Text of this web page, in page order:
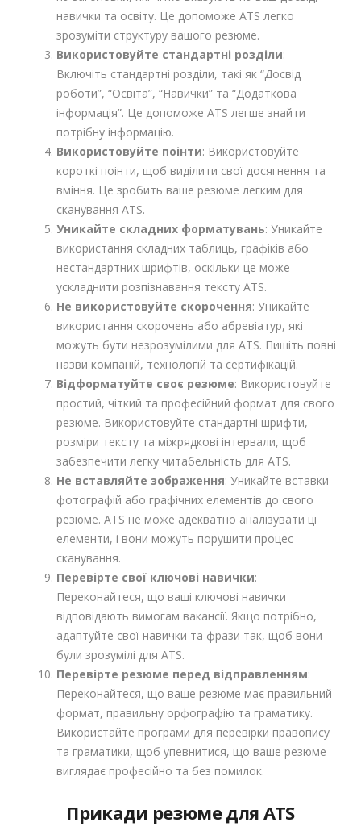
навички та освіту. Це допоможе ATS легко
зрозуміти структуру вашого резюме.
Використовуйте стандартні розділи:
Включіть стандартні розділи, такі як “Досвід
роботи”, “Освіта”, “Навички” та “Додаткова
інформація”. Це допоможе ATS легше знайти
потрібну інформацію.
Використовуйте поінти: Використовуйте
короткі поінти, щоб виділити свої досягнення та
вміння. Це зробить ваше резюме легким для
сканування ATS.
Уникайте складних форматувань: Уникайте
використання складних таблиць, графіків або
нестандартних шрифтів, оскільки це може
ускладнити розпізнавання тексту ATS.
Не використовуйте скорочення: Уникайте
використання скорочень або абревіатур, які
можуть бути незрозумілими для ATS. Пишіть повні
назви компаній, технологій та сертифікацій.
Відформатуйте своє резюме: Використовуйте
простий, чіткий та професійний формат для свого
резюме. Використовуйте стандартні шрифти,
розміри тексту та міжрядкові інтервали, щоб
забезпечити легку читабельність для ATS.
Не вставляйте зображення: Уникайте вставки
фотографій або графічних елементів до свого
резюме. ATS не може адекватно аналізувати ці
елементи, і вони можуть порушити процес
сканування.
Перевірте свої ключові навички:
Переконайтеся, що ваші ключові навички
відповідають вимогам вакансії. Якщо потрібно,
адаптуйте свої навички та фрази так, щоб вони
були зрозумілі для ATS.
Перевірте резюме перед відправленням:
Переконайтеся, що ваше резюме має правильний
формат, правильну орфографію та граматику.
Використайте програми для перевірки правопису
та граматики, щоб упевнитися, що ваше резюме
виглядає професійно та без помилок.
Прикади резюме для ATS